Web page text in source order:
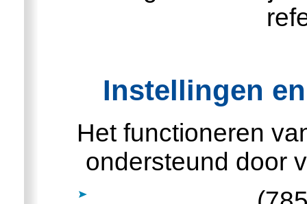
Instellingen
Het functioneren
ondersteund door